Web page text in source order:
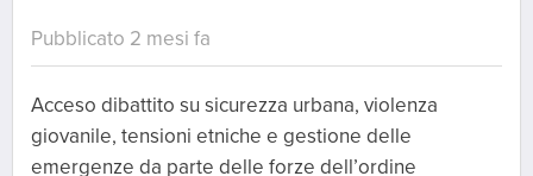
Pubblicato 2 mesi fa
Acceso dibattito su sicurezza urbana, violenza
giovanile, tensioni etniche e gestione delle
emergenze da parte delle forze dell’ordine